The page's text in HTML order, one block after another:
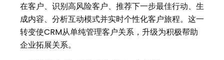
在客户、识别高风险客户、推荐下一步最佳行动、生
成内容、分析互动模式并实时个性化客户旅程。这一
转变使CRM从单纯管理客户关系，升级为积极帮助
企业拓展关系。